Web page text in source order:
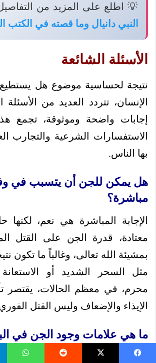
💡 اطلع على المزيد من
النبي دانيال وما قصته في الكتب
الأسئلة الشائعة
نتيجة لحساسية موضوع هل
الإنسان، تتردد العديد من الأسئلة
إجابات واضحة وموثوقة، تجمع
الاستفسارات الشرعية والتجارب
بها الناس.
هل يمكن للجن أن يتسبب في
مباشرة؟
الإجابة المباشرة هي نعم، لكنها
معتادة، قدرة الجن على القتل
بمشيئة الله تعالى، وغالباً ما تكون
مثل السحر الشديد أو
محرم، في معظم الحالات، يقتصر
الإيذاء والإضعاف وليس القتل
ما هي علامات وجود الجن في
على الشخص؟